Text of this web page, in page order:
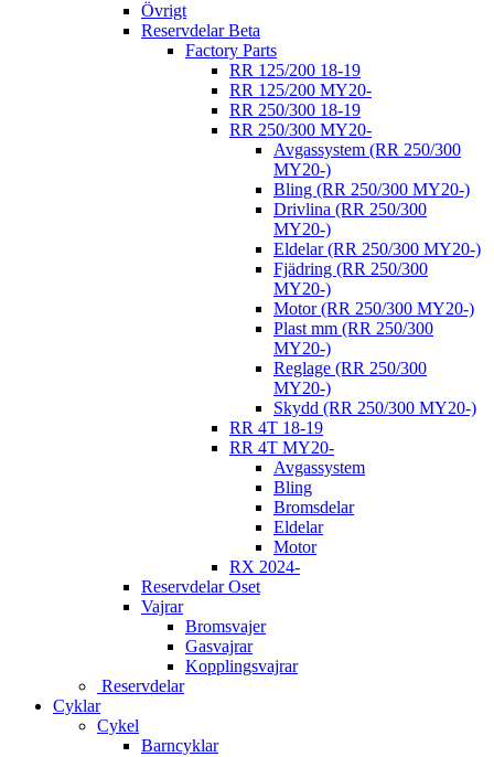
Övrigt
Reservdelar Beta
Factory Parts
RR 125/200 18-19
RR 125/200 MY20-
RR 250/300 18-19
RR 250/300 MY20-
Avgassystem (RR 250/300
MY20-)
Bling (RR 250/300 MY20-)
Drivlina (RR 250/300
MY20-)
Eldelar (RR 250/300 MY20-)
Fjädring (RR 250/300
MY20-)
Motor (RR 250/300 MY20-)
Plast mm (RR 250/300
MY20-)
Reglage (RR 250/300
MY20-)
Skydd (RR 250/300 MY20-)
RR 4T 18-19
RR 4T MY20-
Avgassystem
Bling
Bromsdelar
Eldelar
Motor
RX 2024-
Reservdelar Oset
Vajrar
Bromsvajer
Gasvajrar
Kopplingsvajrar
Reservdelar
Cyklar
Cykel
Barncyklar